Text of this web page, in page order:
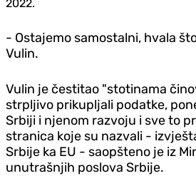
2022.
- Ostajemo samostalni, hvala
Vulin.
Vulin je čestitao "stotinama
strpljivo prikupljali podatke,
Srbiji i njenom razvoju i sve to
stranica koje su nazvali -
Srbije ka EU - saopšteno je iz
unutrašnjih poslova Srbije.